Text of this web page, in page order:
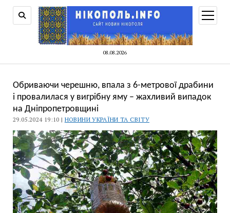
08.08.2026
меню
Обриваючи черешню, впала з 6-метрової драбини
і провалилася у вигрібну яму – жахливий випадок
на Дніпропетровщині
29.05.2024 19:10 | НОВИНИ УКРАЇНИ ТА СВІТУ